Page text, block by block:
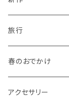
旅行
春のおでかけ
アクセサリー